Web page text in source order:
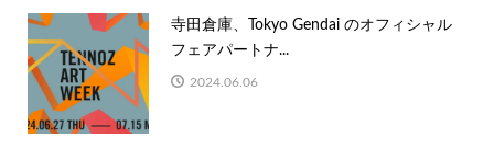
寺田倉庫、Tokyo Gendai のオフィシャル
フェアパートナ...
2024.06.06